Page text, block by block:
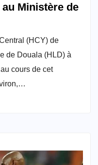
Ministère de
(HCY) de
de Douala (HLD) à
cours de cet